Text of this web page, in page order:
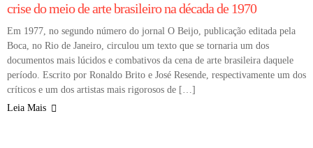
crise do meio de arte brasileiro na década de 1970
Em 1977, no segundo número do jornal O Beijo, publicação editada pela
Boca, no Rio de Janeiro, circulou um texto que se tornaria um dos
documentos mais lúcidos e combativos da cena de arte brasileira daquele
período. Escrito por Ronaldo Brito e José Resende, respectivamente um dos
críticos e um dos artistas mais rigorosos de […]
Leia Mais